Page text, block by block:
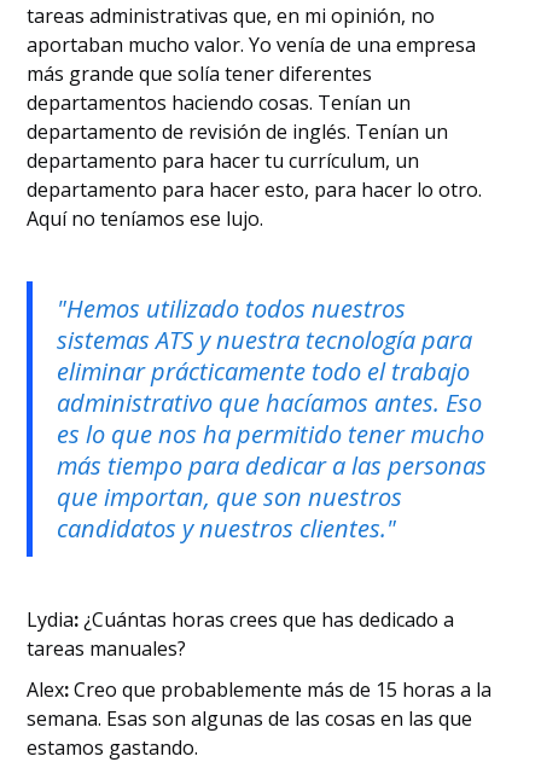
tareas administrativas que, en mi opinión, no
aportaban mucho valor. Yo venía de una empresa
más grande que solía tener diferentes
departamentos haciendo cosas. Tenían un
departamento de revisión de inglés. Tenían un
departamento para hacer tu currículum, un
departamento para hacer esto, para hacer lo otro.
Aquí no teníamos ese lujo.
"Hemos utilizado todos nuestros
sistemas ATS y nuestra tecnología para
eliminar prácticamente todo el trabajo
administrativo que hacíamos antes. Eso
es lo que nos ha permitido tener mucho
más tiempo para dedicar a las personas
que importan, que son nuestros
candidatos y nuestros clientes."
‍Lydia:¿Cuántas horas crees que has dedicado a
tareas manuales?
‍Alex:Creo que probablemente más de 15 horas a la
semana. Esas son algunas de las cosas en las que
estamos gastando.